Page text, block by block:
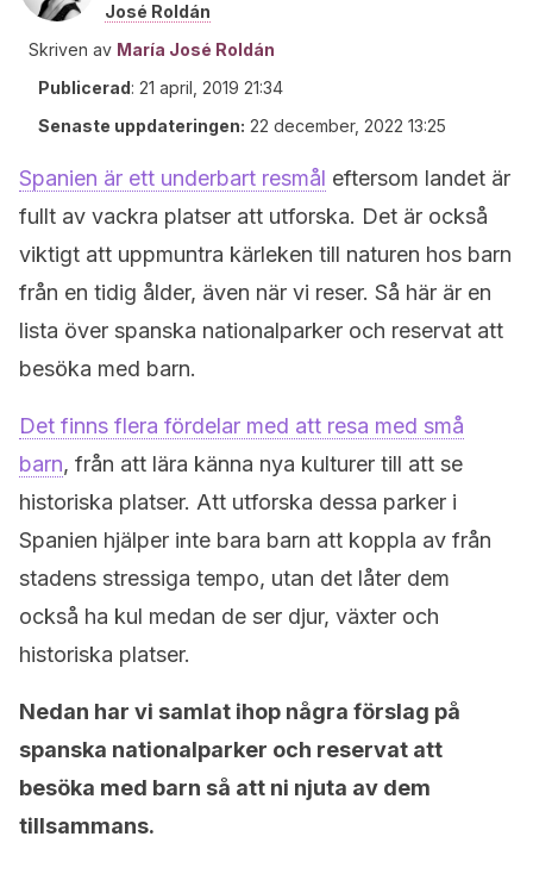
José Roldán
Skriven av María José Roldán
Publicerad: 21 april, 2019 21:34
Senaste uppdateringen: 22 december, 2022 13:25
Spanien är ett underbart resmål eftersom landet är
fullt av vackra platser att utforska. Det är också
viktigt att uppmuntra kärleken till naturen hos barn
från en tidig ålder, även när vi reser. Så här är en
lista över spanska nationalparker och reservat att
besöka med barn.
Det finns flera fördelar med att resa med små
barn, från att lära känna nya kulturer till att se
historiska platser. Att utforska dessa parker i
Spanien hjälper inte bara barn att koppla av från
stadens stressiga tempo, utan det låter dem
också ha kul medan de ser djur, växter och
historiska platser.
Nedan har vi samlat ihop några förslag på
spanska nationalparker och reservat att
besöka med barn så att ni njuta av dem
tillsammans.